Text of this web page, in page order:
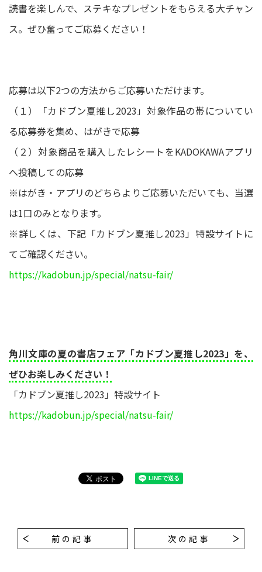
読書を楽しんで、ステキなプレゼントをもらえる大チャン
ス。ぜひ奮ってご応募ください！
応募は以下2つの方法からご応募いただけます。
（１）「カドブン夏推し2023」対象作品の帯についてい
る応募券を集め、はがきで応募
（２）対象商品を購入したレシートをKADOKAWAアプリ
へ投稿しての応募
※はがき・アプリのどちらよりご応募いただいても、当選
は1口のみとなります。
※詳しくは、下記「カドブン夏推し2023」特設サイトに
てご確認ください。
https://kadobun.jp/special/natsu-fair/
角川文庫の夏の書店フェア「カドブン夏推し2023」を、
ぜひお楽しみください！
「カドブン夏推し2023」特設サイト
https://kadobun.jp/special/natsu-fair/
前の記事 次の記事